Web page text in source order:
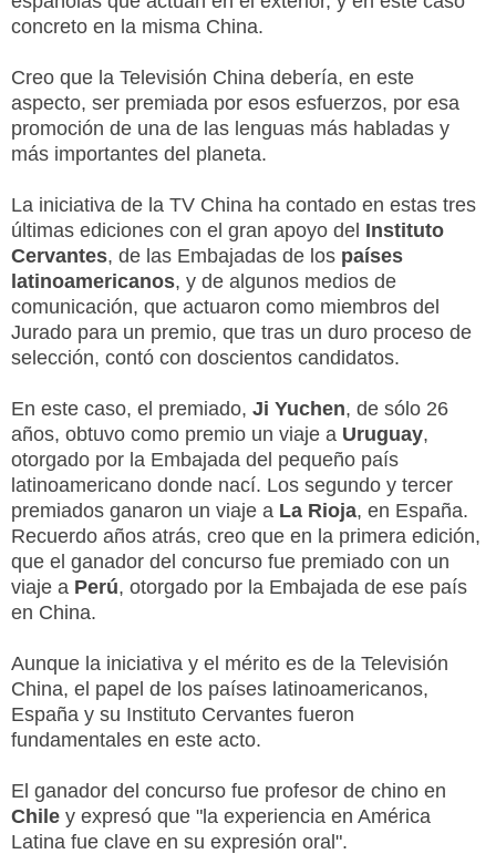
concreto en la misma China.
Creo que la Televisión China debería, en este
aspecto, ser premiada por esos esfuerzos, por esa
promoción de una de las lenguas más habladas y
más importantes del planeta.
La iniciativa de la TV China ha contado en estas tres
últimas ediciones con el gran apoyo del Instituto
Cervantes, de las Embajadas de los países
latinoamericanos, y de algunos medios de
comunicación, que actuaron como miembros del
Jurado para un premio, que tras un duro proceso de
selección, contó con doscientos candidatos.
En este caso, el premiado, Ji Yuchen, de sólo 26
años, obtuvo como premio un viaje a Uruguay,
otorgado por la Embajada del pequeño país
latinoamericano donde nací. Los segundo y tercer
premiados ganaron un viaje a La Rioja, en España.
Recuerdo años atrás, creo que en la primera edición,
que el ganador del concurso fue premiado con un
viaje a Perú, otorgado por la Embajada de ese país
en China.
Aunque la iniciativa y el mérito es de la Televisión
China, el papel de los países latinoamericanos,
España y su Instituto Cervantes fueron
fundamentales en este acto.
El ganador del concurso fue profesor de chino en
Chile y expresó que "la experiencia en América
Latina fue clave en su expresión oral".